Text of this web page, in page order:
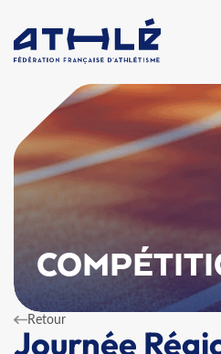
Retour
Journée